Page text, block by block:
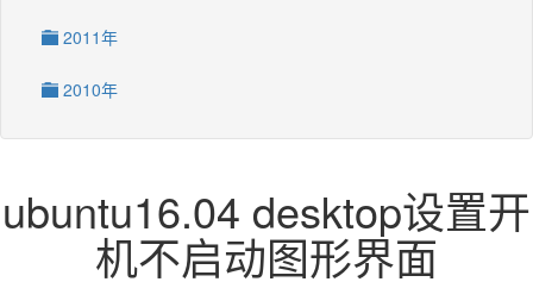
2011年
2010年
ubuntu16.04 desktop设置开
机不启动图形界面